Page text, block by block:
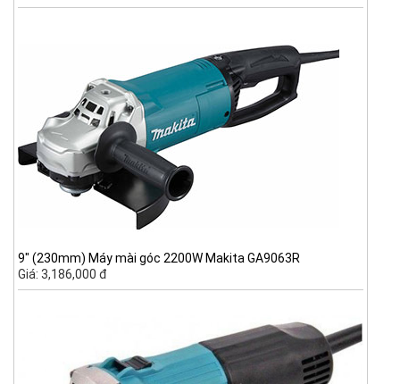
9" (230mm) Máy mài góc 2200W Makita GA9063R
Giá: 3,186,000 đ